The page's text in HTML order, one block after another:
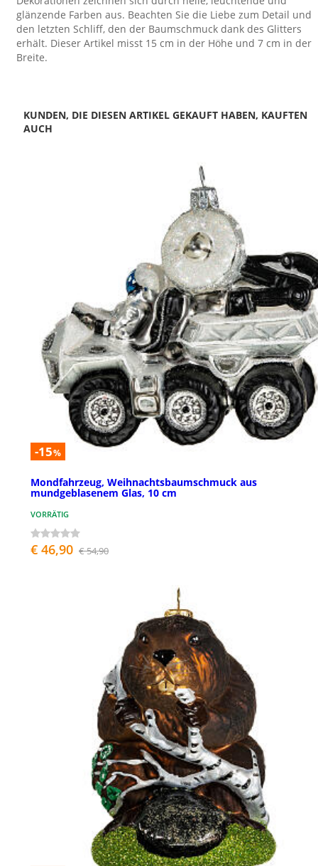
glänzende Farben aus. Beachten Sie die Liebe zum Detail und
den letzten Schliff, den der Baumschmuck dank des Glitters
erhält. Dieser Artikel misst 15 cm in der Höhe und 7 cm in der
Breite.
KUNDEN, DIE DIESEN ARTIKEL GEKAUFT HABEN, KAUFTEN
AUCH
-15%
Mondfahrzeug, Weihnachtsbaumschmuck aus
mundgeblasenem Glas, 10 cm
VORRÄTIG
€ 46,90 € 54,90